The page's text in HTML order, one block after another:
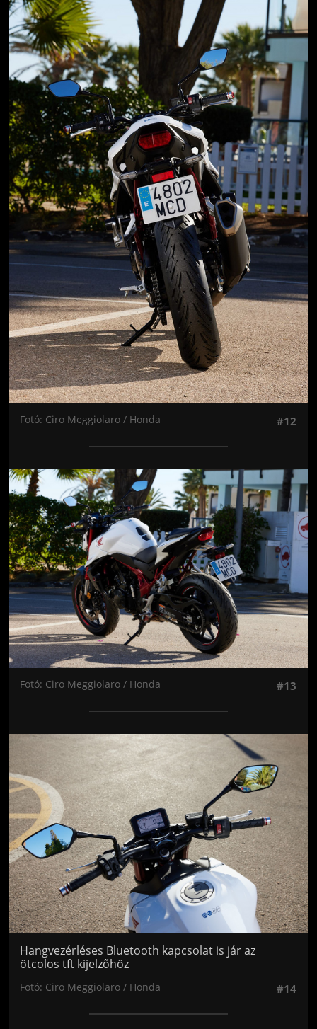
Fotó: Ciro Meggiolaro / Honda #12
Jön még kép!
Fotó: Ciro Meggiolaro / Honda #13
Jön még kép!
Hangvezérléses Bluetooth kapcsolat is jár az
ötcolos tft kijelzőhöz
Fotó: Ciro Meggiolaro / Honda #14